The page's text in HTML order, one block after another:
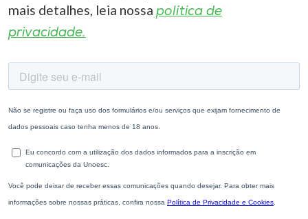
mais detalhes, leia nossa política de
privacidade.